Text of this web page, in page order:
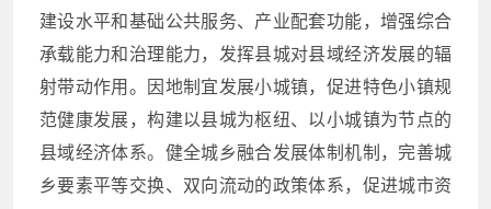
建设水平和基础公共服务、产业配套功能，增强综合
承载能力和治理能力，发挥县城对县域经济发展的辐
射带动作用。因地制宜发展小城镇，促进特色小镇规
范健康发展，构建以县城为枢纽、以小城镇为节点的
县域经济体系。健全城乡融合发展体制机制，完善城
乡要素平等交换、双向流动的政策体系，促进城市资